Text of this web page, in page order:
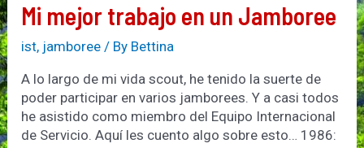
Mi mejor trabajo en un Jamboree
ist, jamboree / By Bettina
A lo largo de mi vida scout, he tenido la suerte de
poder participar en varios jamborees. Y a casi todos
he asistido como miembro del Equipo Internacional
de Servicio. Aquí les cuento algo sobre esto… 1986: